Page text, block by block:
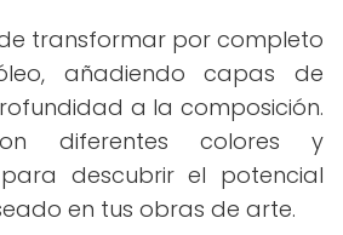
transformar por completo
añadiendo capas de
a la composición.
diferentes colores y
descubrir el potencial
en tus obras de arte.